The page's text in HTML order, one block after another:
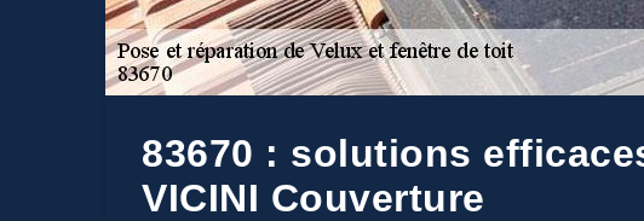
83670 : solutions
VICINI Couverture